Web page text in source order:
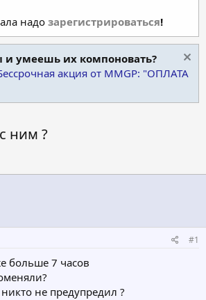
надо зарегистрироваться!
и умеешь их компоновать?
акция от MMGP: "ОПЛАТА
ним ?
#1
больше 7 часов
не предупредил ?